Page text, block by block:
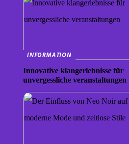
INFORMATION
Innovative klangerlebnisse für
unvergessliche veranstaltungen